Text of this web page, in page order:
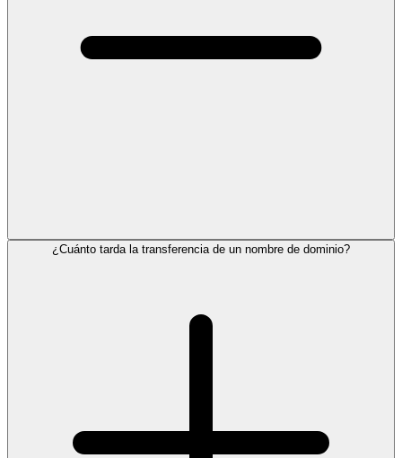
¿Cuánto tarda la transferencia de un nombre de dominio?